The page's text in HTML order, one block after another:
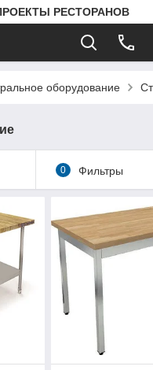
РЕСТОРАНОВ
оборудование
0 Фильтры